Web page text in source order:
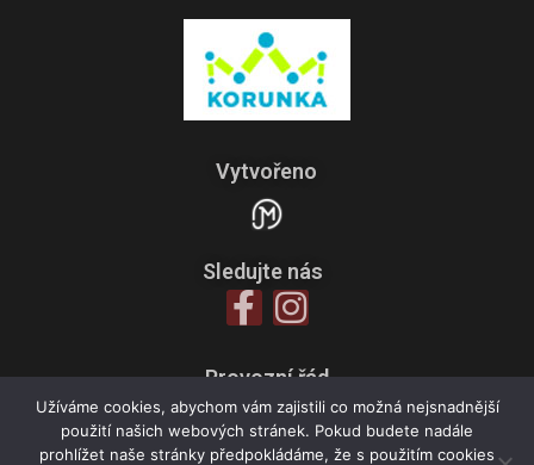
Vytvořeno
Sledujte nás
Provozní řád
Zpracování osobních údajů
Všeobecné obchodní podmínky
Užíváme cookies, abychom vám zajistili co možná nejsnadnější
použití našich webových stránek. Pokud budete nadále
prohlížet naše stránky předpokládáme, že s použitím cookies